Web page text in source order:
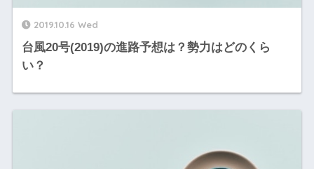
2019.10.16 Wed
台風20号(2019)の進路予想は？勢力はどのくら
い？